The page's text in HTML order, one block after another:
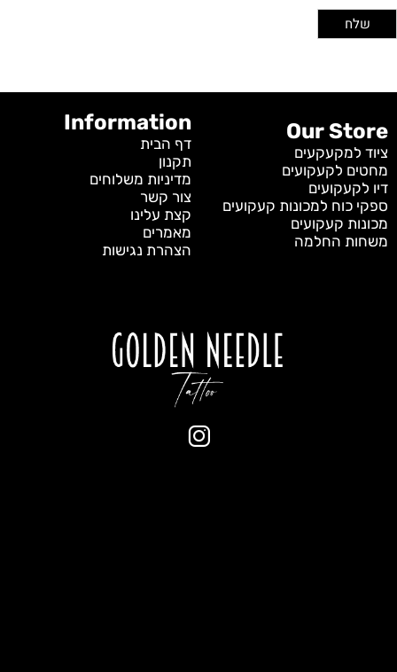
Our Store
ציוד למקעקעים
מחטים לקעקועים
דיו לקעקועים
ספקי כוח למכונות קעקועים
מכונות קעקועים
משחות החלמה
Information
דף הבית
תקנון
מדיניות משלוחים
צור קשר
קצת עלינו
מאמרים
הצהרת נגישות